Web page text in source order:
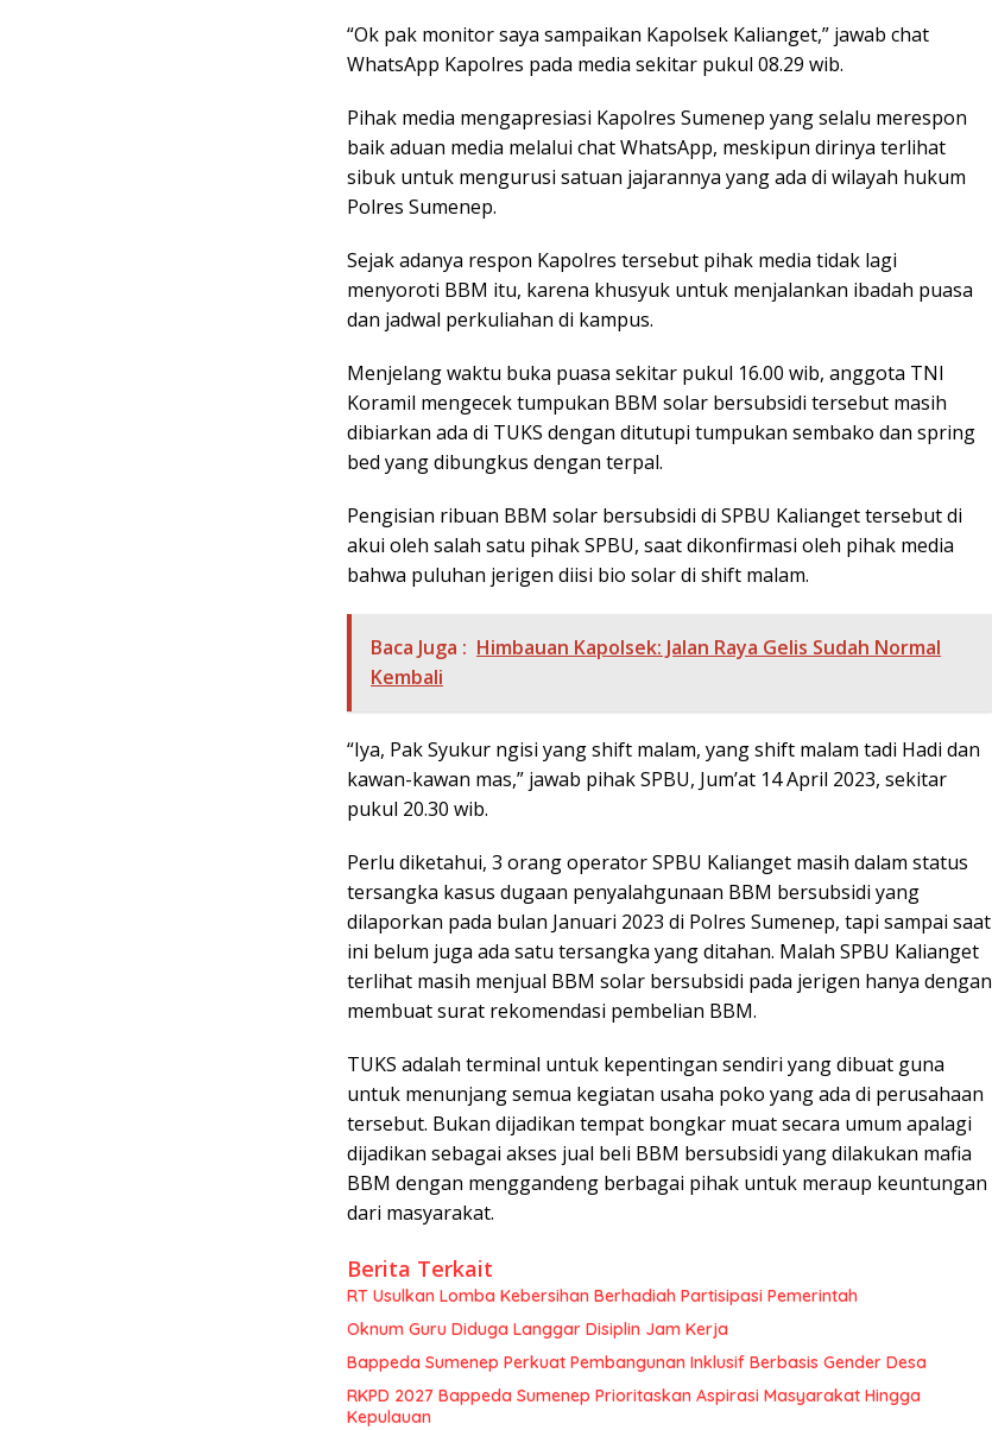
“Ok pak monitor saya sampaikan Kapolsek Kalianget,” jawab chat
WhatsApp Kapolres pada media sekitar pukul 08.29 wib.
Pihak media mengapresiasi Kapolres Sumenep yang selalu merespon
baik aduan media melalui chat WhatsApp, meskipun dirinya terlihat
sibuk untuk mengurusi satuan jajarannya yang ada di wilayah hukum
Polres Sumenep.
Sejak adanya respon Kapolres tersebut pihak media tidak lagi
menyoroti BBM itu, karena khusyuk untuk menjalankan ibadah puasa
dan jadwal perkuliahan di kampus.
Menjelang waktu buka puasa sekitar pukul 16.00 wib, anggota TNI
Koramil mengecek tumpukan BBM solar bersubsidi tersebut masih
dibiarkan ada di TUKS dengan ditutupi tumpukan sembako dan spring
bed yang dibungkus dengan terpal.
Pengisian ribuan BBM solar bersubsidi di SPBU Kalianget tersebut di
akui oleh salah satu pihak SPBU, saat dikonfirmasi oleh pihak media
bahwa puluhan jerigen diisi bio solar di shift malam.
Baca Juga : Himbauan Kapolsek: Jalan Raya Gelis Sudah Normal
Kembali
“Iya, Pak Syukur ngisi yang shift malam, yang shift malam tadi Hadi dan
kawan-kawan mas,” jawab pihak SPBU, Jum’at 14 April 2023, sekitar
pukul 20.30 wib.
Perlu diketahui, 3 orang operator SPBU Kalianget masih dalam status
tersangka kasus dugaan penyalahgunaan BBM bersubsidi yang
dilaporkan pada bulan Januari 2023 di Polres Sumenep, tapi sampai saat
ini belum juga ada satu tersangka yang ditahan. Malah SPBU Kalianget
terlihat masih menjual BBM solar bersubsidi pada jerigen hanya dengan
membuat surat rekomendasi pembelian BBM.
TUKS adalah terminal untuk kepentingan sendiri yang dibuat guna
untuk menunjang semua kegiatan usaha poko yang ada di perusahaan
tersebut. Bukan dijadikan tempat bongkar muat secara umum apalagi
dijadikan sebagai akses jual beli BBM bersubsidi yang dilakukan mafia
BBM dengan menggandeng berbagai pihak untuk meraup keuntungan
dari masyarakat.
Berita Terkait
RT Usulkan Lomba Kebersihan Berhadiah Partisipasi Pemerintah
Oknum Guru Diduga Langgar Disiplin Jam Kerja
Bappeda Sumenep Perkuat Pembangunan Inklusif Berbasis Gender Desa
RKPD 2027 Bappeda Sumenep Prioritaskan Aspirasi Masyarakat Hingga
Kepulauan